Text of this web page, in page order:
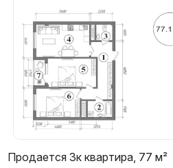
Продается 3к квартира, 77 м²